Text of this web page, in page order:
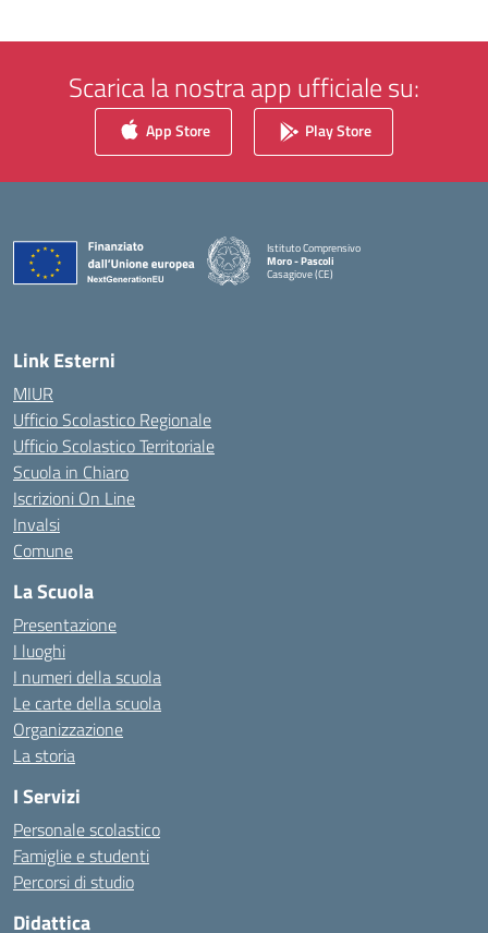
Scarica la nostra app ufficiale su:
App Store Play Store
Istituto Comprensivo
Moro - Pascoli
Casagiove (CE)
— Visita la pagina iniziale della scuola
Link Esterni
MIUR
Ufficio Scolastico Regionale
Ufficio Scolastico Territoriale
Scuola in Chiaro
Iscrizioni On Line
Invalsi
Comune
La Scuola
Presentazione
I luoghi
I numeri della scuola
Le carte della scuola
Organizzazione
La storia
I Servizi
Personale scolastico
Famiglie e studenti
Percorsi di studio
Didattica